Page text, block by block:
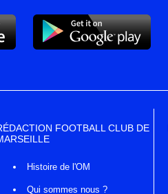
FOOTBALL CLUB DE
Histoire de l'OM
Qui sommes nous ?